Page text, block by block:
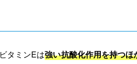
ビタミンEは強い抗酸化作用を持つ